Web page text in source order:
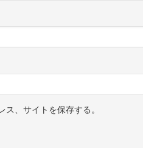
、サイトを保存する。